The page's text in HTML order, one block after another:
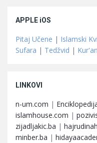
APPLE iOS
Pitaj Učene | Islamski
Sufara | Tedžvid |
LINKOVI
n-um.com |
islamhouse.com |
zijadljakic.ba |
minber.ba |